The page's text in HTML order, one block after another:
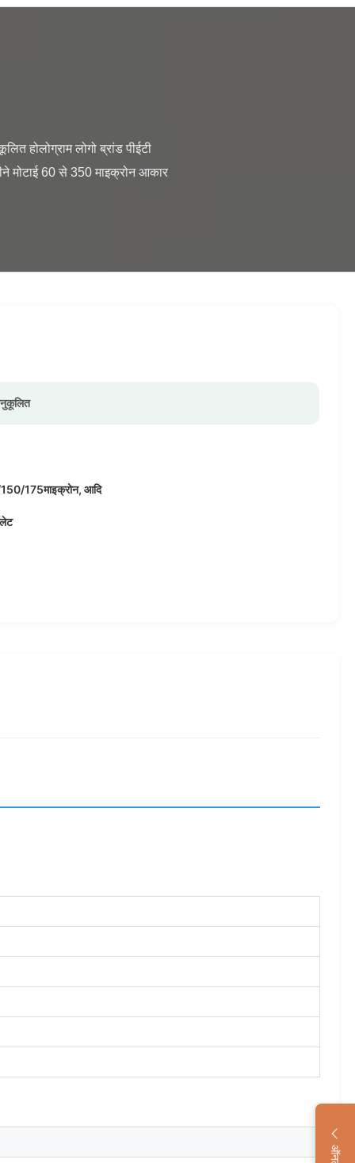
मोटाई 60 से 350 माइक्रोन आकार
175माइक्रोन, आदि